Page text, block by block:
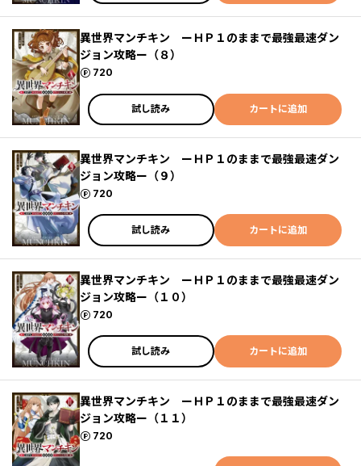
異世界マンチキン ーＨＰ１のままで最強最速ダン
ジョン攻略ー（８）
720
ポイント
試し読み カートに追加
異世界マンチキン ーＨＰ１のままで最強最速ダン
ジョン攻略ー（９）
720
ポイント
試し読み カートに追加
異世界マンチキン ーＨＰ１のままで最強最速ダン
ジョン攻略ー（１０）
720
ポイント
試し読み カートに追加
異世界マンチキン ーＨＰ１のままで最強最速ダン
ジョン攻略ー（１１）
720
ポイント